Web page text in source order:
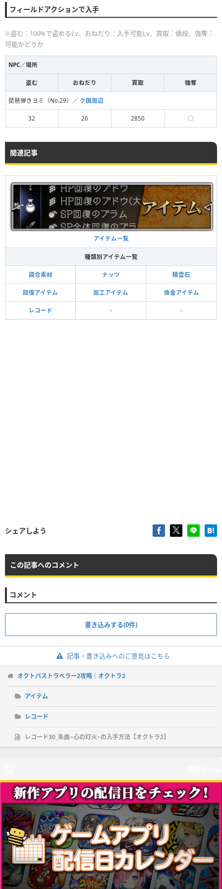
フィールドアクションで入手
※盗む：100%で盗めるLv、おねだり：入手可能Lv、買取：値段、強奪：
可能かどうか
NPC／場所
盗む おねだり 買取 強奪
琵琶弾きヨミ（No.29）／ ク国周辺
32 26 2850 ◯
関連記事
アイテム一覧
種類別アイテム一覧
調合素材 ナッツ 精霊石
回復アイテム 加工アイテム 換金アイテム
レコード - -
シェアしよう
この記事へのコメント
コメント
書き込みする(0件)
記事・書き込みへのご意見はこちら
オクトパストラベラー2攻略｜オクトラ2
アイテム
レコード
レコード30_朱曲−心の灯火−の入手方法【オクトラ2】